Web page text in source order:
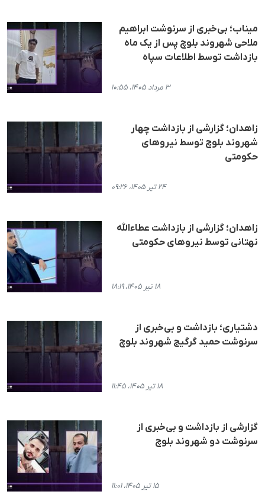
میناب؛ بی‌خبری از سرنوشت ابراهیم
ملاحی شهروند بلوچ پس از یک ماه
بازداشت توسط اطلاعات سپاه
۳ مرداد ۱۴۰۵، ۱۰:۵۵
زاهدان؛ گزارشی از بازداشت چهار
شهروند بلوچ توسط نیروهای
حکومتی
۲۴ تیر ۱۴۰۵، ۰۹:۲۶
زاهدان؛ گزارشی از بازداشت عطاءالله
نهتانی توسط نیروهای حکومتی
۱۸ تیر ۱۴۰۵، ۱۸:۱۹
دشتیاری؛ بازداشت و بی‌خبری از
سرنوشت حمید گرگیج شهروند بلوچ
۱۸ تیر ۱۴۰۵، ۱۱:۴۵
گزارشی از بازداشت و بی‌خبری از
سرنوشت دو شهروند بلوچ
۱۵ تیر ۱۴۰۵، ۱۱:۰۱